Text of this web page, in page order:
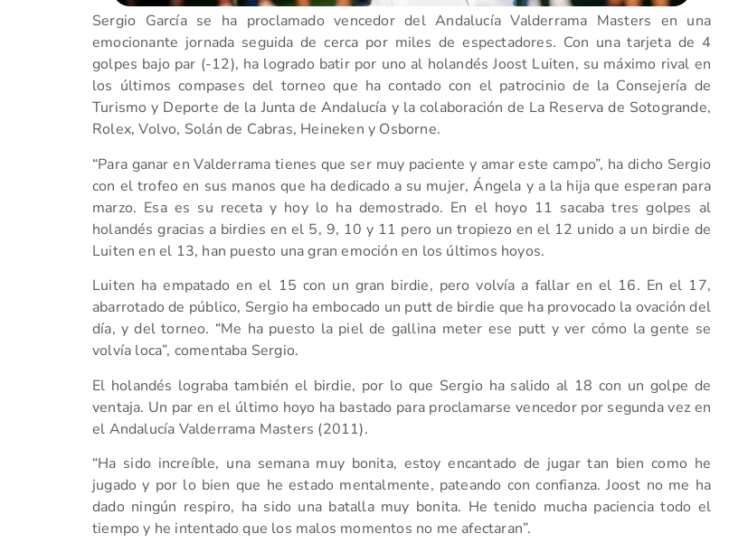
Sergio García se ha proclamado vencedor del Andalucía Valderrama Masters en una
emocionante jornada seguida de cerca por miles de espectadores. Con una tarjeta de 4
golpes bajo par (-12), ha logrado batir por uno al holandés Joost Luiten, su máximo rival en
los últimos compases del torneo que ha contado con el patrocinio de la Consejería de
Turismo y Deporte de la Junta de Andalucía y la colaboración de La Reserva de Sotogrande,
Rolex, Volvo, Solán de Cabras, Heineken y Osborne.
“Para ganar en Valderrama tienes que ser muy paciente y amar este campo”, ha dicho Sergio
con el trofeo en sus manos que ha dedicado a su mujer, Ángela y a la hija que esperan para
marzo. Esa es su receta y hoy lo ha demostrado. En el hoyo 11 sacaba tres golpes al
holandés gracias a birdies en el 5, 9, 10 y 11 pero un tropiezo en el 12 unido a un birdie de
Luiten en el 13, han puesto una gran emoción en los últimos hoyos.
Luiten ha empatado en el 15 con un gran birdie, pero volvía a fallar en el 16. En el 17,
abarrotado de público, Sergio ha embocado un putt de birdie que ha provocado la ovación del
día, y del torneo. “Me ha puesto la piel de gallina meter ese putt y ver cómo la gente se
volvía loca”, comentaba Sergio.
El holandés lograba también el birdie, por lo que Sergio ha salido al 18 con un golpe de
ventaja. Un par en el último hoyo ha bastado para proclamarse vencedor por segunda vez en
el Andalucía Valderrama Masters (2011).
“Ha sido increíble, una semana muy bonita, estoy encantado de jugar tan bien como he
jugado y por lo bien que he estado mentalmente, pateando con confianza. Joost no me ha
dado ningún respiro, ha sido una batalla muy bonita. He tenido mucha paciencia todo el
tiempo y he intentado que los malos momentos no me afectaran”.